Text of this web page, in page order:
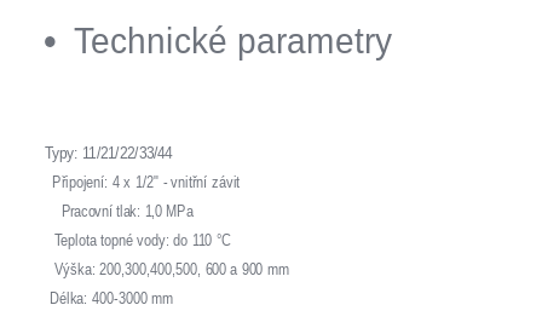
Technické parametry
Typy: 11/21/22/33/44
Připojení: 4 x 1/2" - vnitřní závit
Pracovní tlak: 1,0 MPa
Teplota topné vody: do 110 °C
Výška: 200,300,400,500, 600 a 900 mm
Délka: 400-3000 mm